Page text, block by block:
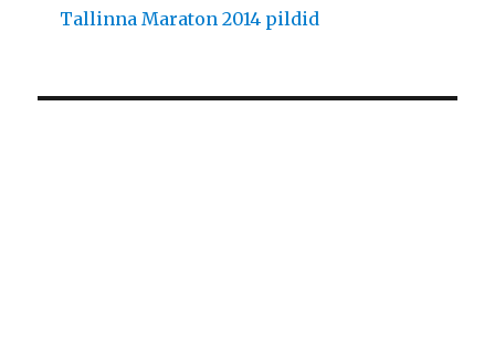
Tallinna Maraton 2014 pildid